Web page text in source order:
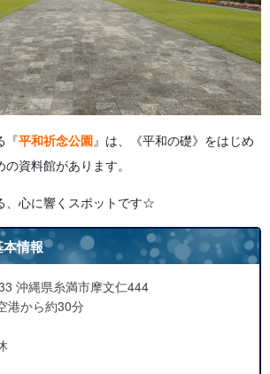
『平和祈念公園』は、《平和の礎》をはじめ
資料館があります。
、心に響くスポットです☆
情報
沖縄県糸満市摩文仁444
港から約30分